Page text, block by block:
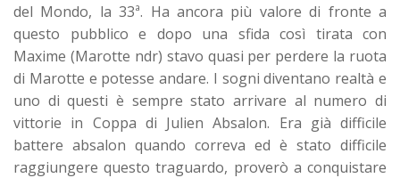
del Mondo, la 33ª. Ha ancora più valore di fronte a
questo pubblico e dopo una sfida così tirata con
Maxime (Marotte ndr) stavo quasi per perdere la ruota
di Marotte e potesse andare. I sogni diventano realtà e
uno di questi è sempre stato arrivare al numero di
vittorie in Coppa di Julien Absalon. Era già difficile
battere absalon quando correva ed è stato difficile
raggiungere questo traguardo, proverò a conquistare